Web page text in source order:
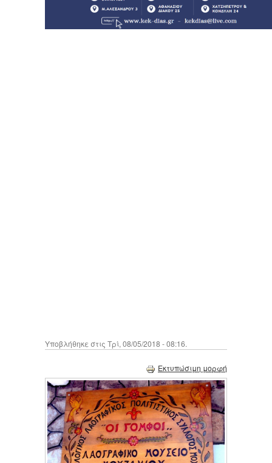
Υποβλήθηκε στις Τρί, 08/05/2018 - 08:16.
Εκτυπώσιμη μορφή